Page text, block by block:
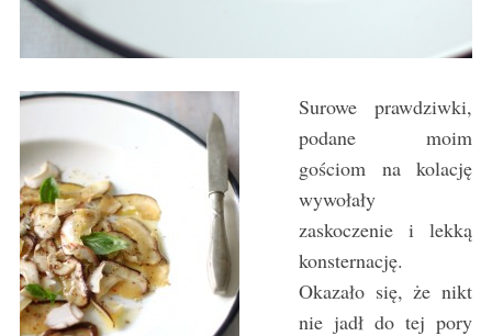
Surowe prawdziwki,
podane moim
gościom na kolację
wywołały
zaskoczenie i lekką
konsternację.
Okazało się, że nikt
nie jadł do tej pory